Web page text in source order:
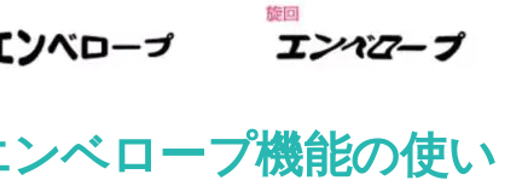
ベロープ機能の使い